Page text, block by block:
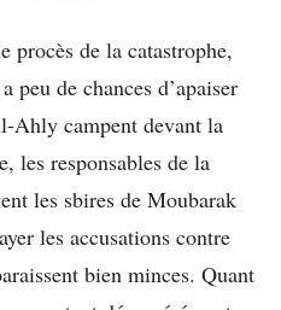
procès de la catastrophe,
peu de chances d’apaiser
Ahly campent devant la
les responsables de la
les sbires de Moubarak
les accusations contre
bien minces. Quant